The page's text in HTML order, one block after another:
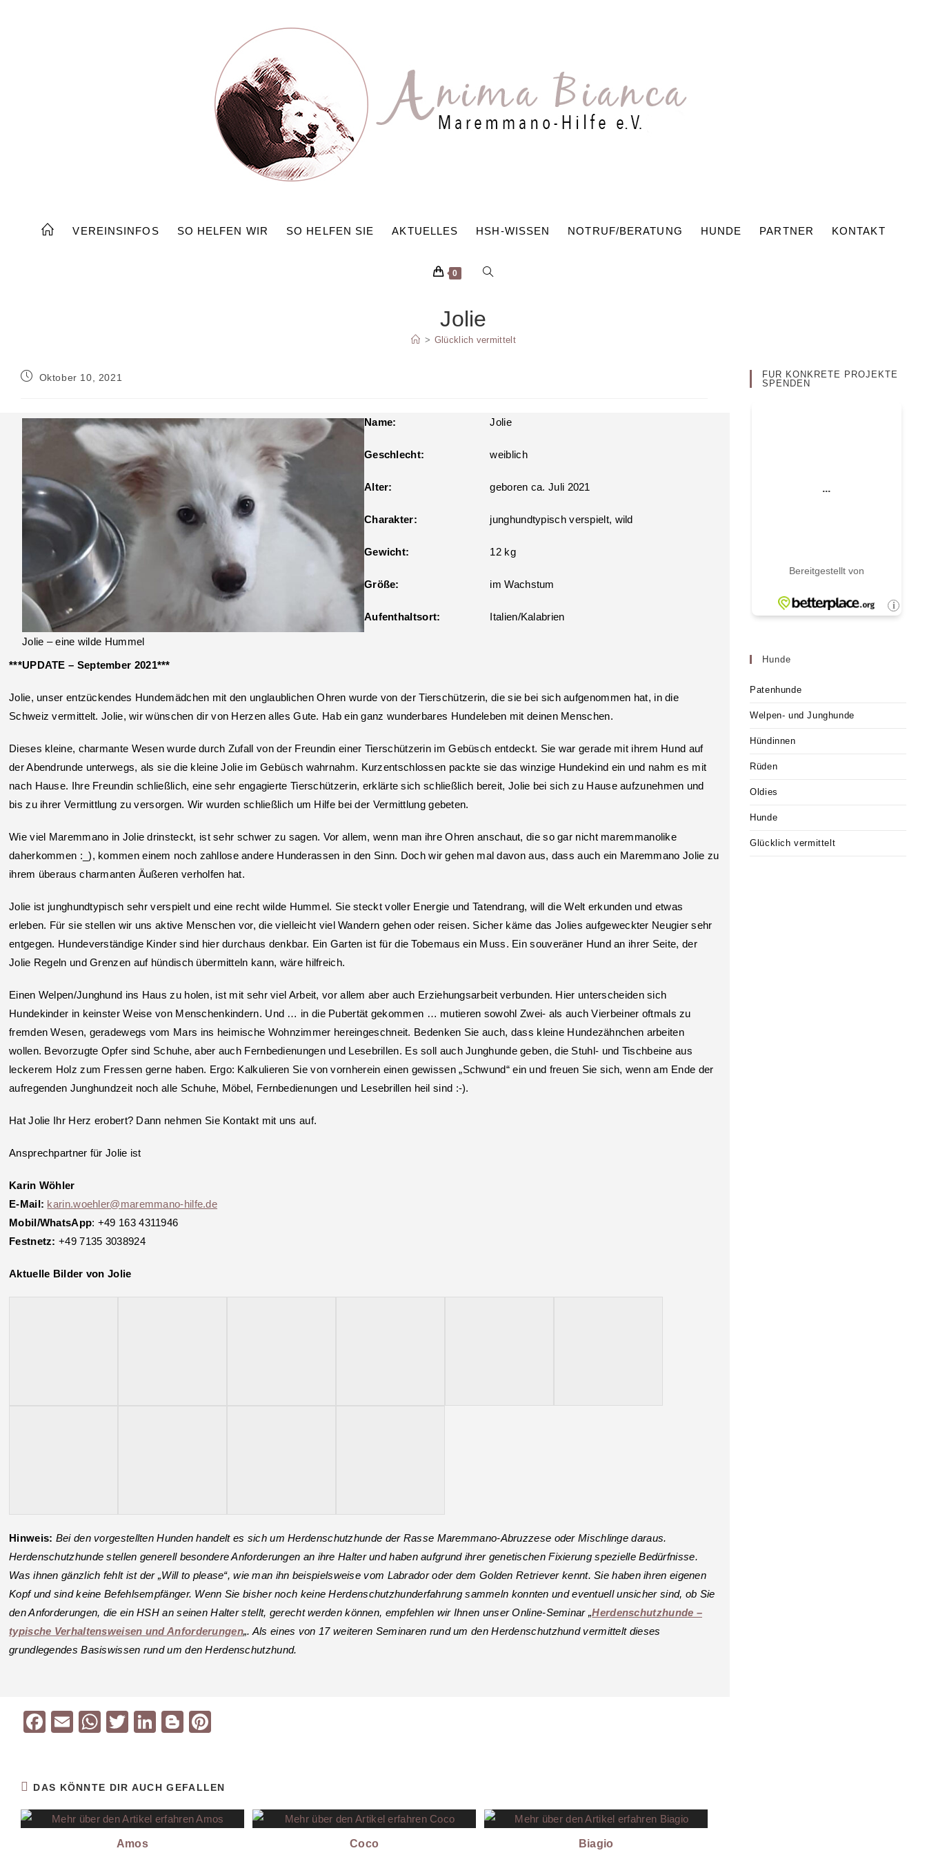
VEREINSINFOS SO HELFEN WIR SO HELFEN SIE AKTUELLES HSH-WISSEN NOTRUF/BERATUNG HUNDE PARTNER KONTAKT
0 WEBSITE-
SUCHE
Jolie
> Glücklich vermittelt
BeitragOktober 10, 2021
Jolie – eine wilde Hummel
Name:
Geschlecht:
Alter:
Charakter:
Gewicht:
Größe:
Aufenthaltsort:
Jolie
weiblich
geboren ca. Juli 2021
junghundtypisch verspielt, wild
12 kg
im Wachstum
Italien/Kalabrien
***UPDATE – September 2021***
Jolie, unser entzückendes Hundemädchen mit den unglaublichen Ohren wurde von der Tierschützerin, die sie bei sich aufgenommen hat, in die
Schweiz vermittelt. Jolie, wir wünschen dir von Herzen alles Gute. Hab ein ganz wunderbares Hundeleben mit deinen Menschen.
Dieses kleine, charmante Wesen wurde durch Zufall von der Freundin einer Tierschützerin im Gebüsch entdeckt. Sie war gerade mit ihrem Hund auf
der Abendrunde unterwegs, als sie die kleine Jolie im Gebüsch wahrnahm. Kurzentschlossen packte sie das winzige Hundekind ein und nahm es mit
nach Hause. Ihre Freundin schließlich, eine sehr engagierte Tierschützerin, erklärte sich schließlich bereit, Jolie bei sich zu Hause aufzunehmen und
bis zu ihrer Vermittlung zu versorgen. Wir wurden schließlich um Hilfe bei der Vermittlung gebeten.
Wie viel Maremmano in Jolie drinsteckt, ist sehr schwer zu sagen. Vor allem, wenn man ihre Ohren anschaut, die so gar nicht maremmanolike
daherkommen :_), kommen einem noch zahllose andere Hunderassen in den Sinn. Doch wir gehen mal davon aus, dass auch ein Maremmano Jolie zu
ihrem überaus charmanten Äußeren verholfen hat.
Jolie ist junghundtypisch sehr verspielt und eine recht wilde Hummel. Sie steckt voller Energie und Tatendrang, will die Welt erkunden und etwas
erleben. Für sie stellen wir uns aktive Menschen vor, die vielleicht viel Wandern gehen oder reisen. Sicher käme das Jolies aufgeweckter Neugier sehr
entgegen. Hundeverständige Kinder sind hier durchaus denkbar. Ein Garten ist für die Tobemaus ein Muss. Ein souveräner Hund an ihrer Seite, der
Jolie Regeln und Grenzen auf hündisch übermitteln kann, wäre hilfreich.
Einen Welpen/Junghund ins Haus zu holen, ist mit sehr viel Arbeit, vor allem aber auch Erziehungsarbeit verbunden. Hier unterscheiden sich
Hundekinder in keinster Weise von Menschenkindern. Und … in die Pubertät gekommen … mutieren sowohl Zwei- als auch Vierbeiner oftmals zu
fremden Wesen, geradewegs vom Mars ins heimische Wohnzimmer hereingeschneit. Bedenken Sie auch, dass kleine Hundezähnchen arbeiten
wollen. Bevorzugte Opfer sind Schuhe, aber auch Fernbedienungen und Lesebrillen. Es soll auch Junghunde geben, die Stuhl- und Tischbeine aus
leckerem Holz zum Fressen gerne haben. Ergo: Kalkulieren Sie von vornherein einen gewissen „Schwund“ ein und freuen Sie sich, wenn am Ende der
aufregenden Junghundzeit noch alle Schuhe, Möbel, Fernbedienungen und Lesebrillen heil sind :-).
Hat Jolie Ihr Herz erobert? Dann nehmen Sie Kontakt mit uns auf.
Ansprechpartner für Jolie ist
Karin Wöhler
E-Mail: karin.woehler@maremmano-hilfe.de
Mobil/WhatsApp: +49 163 4311946
Festnetz: +49 7135 3038924
Aktuelle Bilder von Jolie
Hinweis: Bei den vorgestellten Hunden handelt es sich um Herdenschutzhunde der Rasse Maremmano-Abruzzese oder Mischlinge daraus.
Herdenschutzhunde stellen generell besondere Anforderungen an ihre Halter und haben aufgrund ihrer genetischen Fixierung spezielle Bedürfnisse.
Was ihnen gänzlich fehlt ist der „Will to please“, wie man ihn beispielsweise vom Labrador oder dem Golden Retriever kennt. Sie haben ihren eigenen
Kopf und sind keine Befehlsempfänger. Wenn Sie bisher noch keine Herdenschutzhunderfahrung sammeln konnten und eventuell unsicher sind, ob Sie
den Anforderungen, die ein HSH an seinen Halter stellt, gerecht werden können, empfehlen wir Ihnen unser Online-Seminar „Herdenschutzhunde –
typische Verhaltensweisen und Anforderungen„. Als eines von 17 weiteren Seminaren rund um den Herdenschutzhund vermittelt dieses
grundlegendes Basiswissen rund um den Herdenschutzhund.
F
e
b
o
E
l
W
s
A
p
T
er
Li
e
dI
n
Bl
g
er
e
st
DAS KÖNNTE DIR AUCH GEFALLEN
Amos Coco Biagio
FÜR KONKRETE PROJEKTE
SPENDEN
Hunde
Patenhunde
Welpen- und Junghunde
Hündinnen
Rüden
Oldies
Hunde
Glücklich vermittelt